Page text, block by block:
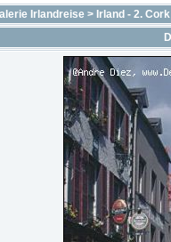
Irlandreise > Irland - 2. Cork